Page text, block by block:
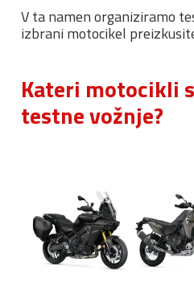
V ta namen organiziramo
izbrani motocikel
Kateri motocikli
testne vožnje?